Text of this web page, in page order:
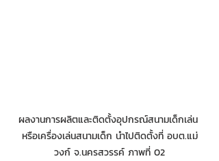
ผลงานการผลิตและติดตั้งอุปกรณ์สนามเด็กเล่น
หรือเครื่องเล่นสนามเด็ก นำไปติดตั้งที่ อบต.แม่
วงก์ จ.นครสวรรค์ ภาพที่ 02